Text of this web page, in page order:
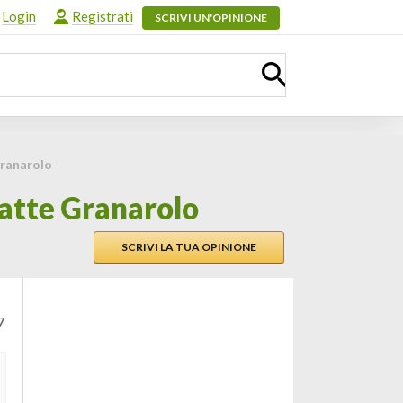
Login Registrati SCRIVI UN'OPINIONE
Granarolo
SCRIVI LA TUA OPINIONE